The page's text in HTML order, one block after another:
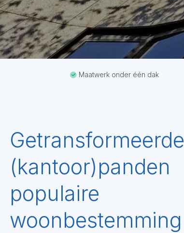
Maatwerk onder één dak
Getransformeerde
(kantoor)panden
populaire
woonbestemming